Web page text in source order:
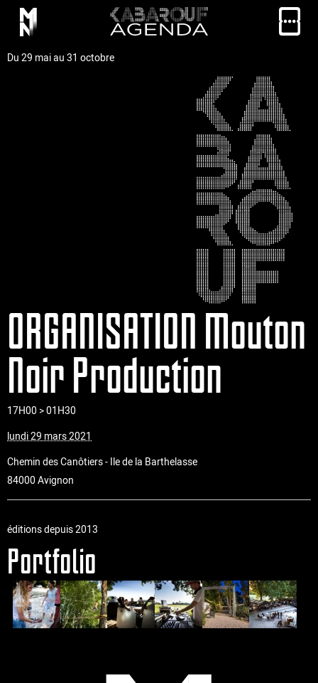
Du 29 mai au 31 octobre
ORGANISATION Mouton
Noir Production
17H00 > 01H30
lundi 29 mars 2021
Chemin des Canôtiers - Ile de la Barthelasse
84000 Avignon
éditions depuis 2013
Portfolio